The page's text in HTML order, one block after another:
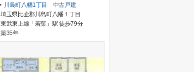
川島町八幡1丁目 中古戸建
埼玉県比企郡川島町八幡１丁目
東武東上線「若葉」駅 徒歩79分
築35年